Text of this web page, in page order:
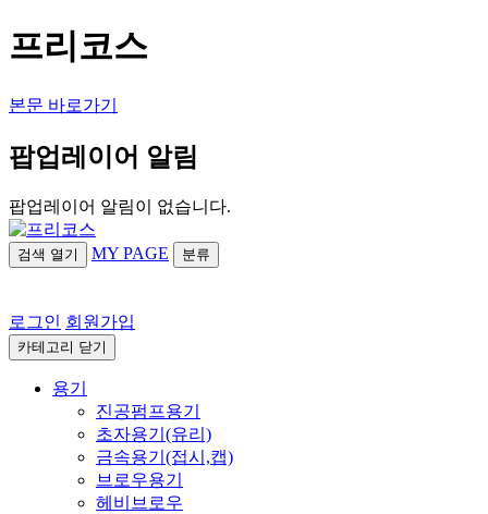
프리코스
본문 바로가기
팝업레이어 알림
팝업레이어 알림이 없습니다.
검색 열기 MY PAGE 분류
로그인 회원가입
카테고리 닫기
용기
진공펌프용기
초자용기(유리)
금속용기(접시,캡)
브로우용기
헤비브로우